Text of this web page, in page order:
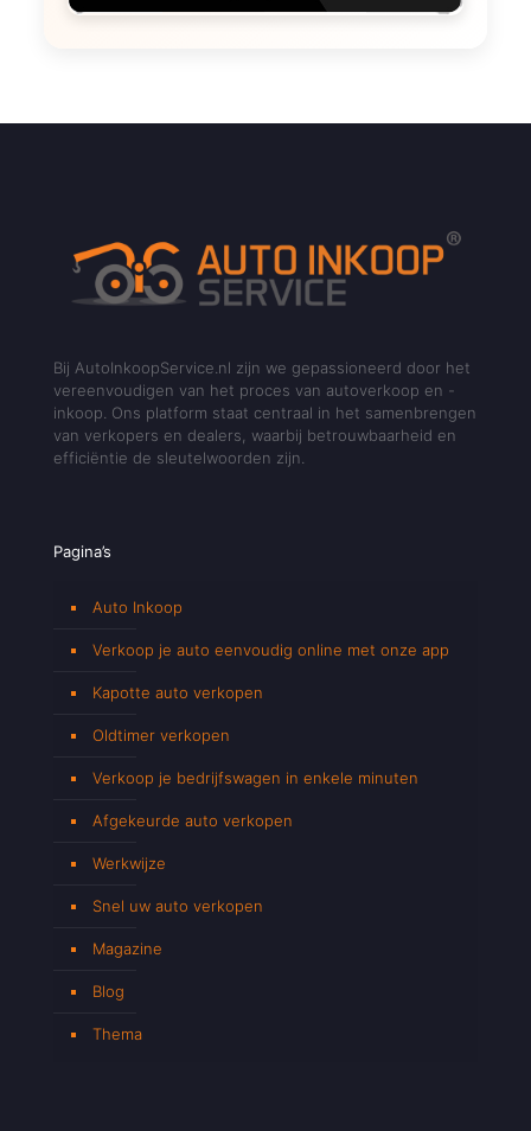
Bij AutoInkoopService.nl zijn we gepassioneerd door het
vereenvoudigen van het proces van autoverkoop en -
inkoop. Ons platform staat centraal in het samenbrengen
van verkopers en dealers, waarbij betrouwbaarheid en
efficiëntie de sleutelwoorden zijn.
Pagina’s
Auto Inkoop
Verkoop je auto eenvoudig online met onze app
Kapotte auto verkopen
Oldtimer verkopen
Verkoop je bedrijfswagen in enkele minuten
Afgekeurde auto verkopen
Werkwijze
Snel uw auto verkopen
Magazine
Blog
Thema